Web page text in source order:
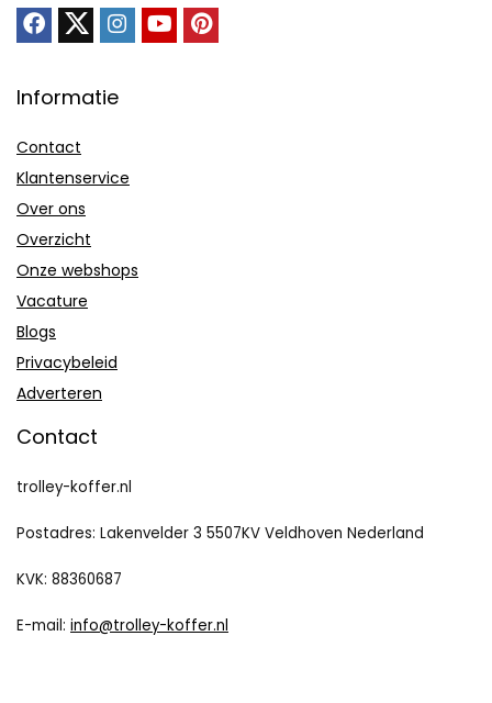
Informatie
Contact
Klantenservice
Over ons
Overzicht
Onze webshops
Vacature
Blogs
Privacybeleid
Adverteren
Contact
trolley-koffer.nl
Postadres: Lakenvelder 3 5507KV Veldhoven Nederland
KVK: 88360687
E-mail: info@trolley-koffer.nl